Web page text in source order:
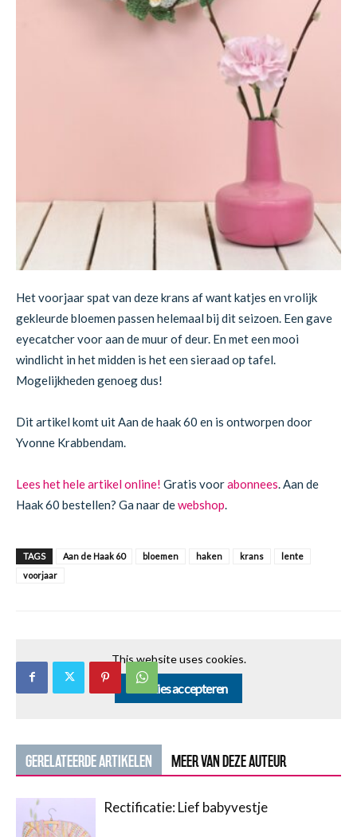
Het voorjaar spat van deze krans af want katjes en vrolijk
gekleurde bloemen passen helemaal bij dit seizoen. Een gave
eyecatcher voor aan de muur of deur. En met een mooi
windlicht in het midden is het een sieraad op tafel.
Mogelijkheden genoeg dus!
Dit artikel komt uit Aan de haak 60 en is ontworpen door
Yvonne Krabbendam.
Lees het hele artikel online! Gratis voorabonnees . Aan de
Haak 60 bestellen? Ga naar dewebshop
TAGS Aan de Haak 60 bloemen haken krans
lente
voorjaar
This website uses cookies.
Cookies accepteren
GERELATEERDE ARTIKELEN MEER VAN DEZE AUTEUR
Rectificatie: Lief babyvestje